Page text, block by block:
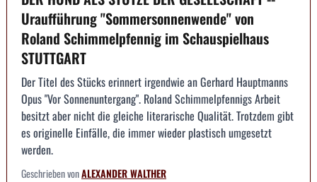
Uraufführung "Sommersonnenwende" von
Roland Schimmelpfennig im Schauspielhaus
STUTTGART
Der Titel des Stücks erinnert irgendwie an Gerhard Hauptmanns
Opus "Vor Sonnenuntergang". Roland Schimmelpfennigs Arbeit
besitzt aber nicht die gleiche literarische Qualität. Trotzdem gibt
es originelle Einfälle, die immer wieder plastisch umgesetzt
werden.
Geschrieben vonALEXANDER WALTHER